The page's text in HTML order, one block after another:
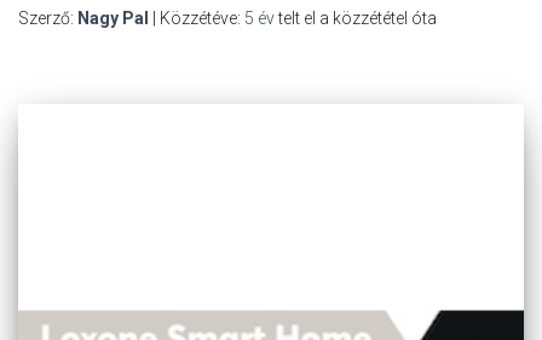
Szerző: Nagy Pal | Közzétéve: 5 évtelt el a közzététel óta